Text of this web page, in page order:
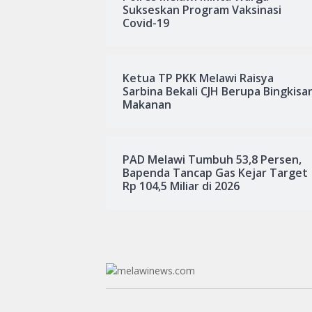
Sukseskan Program Vaksinasi
Covid-19
Ketua TP PKK Melawi Raisya
Sarbina Bekali CJH Berupa
Makanan
PAD Melawi Tumbuh 53,8 Persen,
Bapenda Tancap Gas Kejar Target
Rp 104,5 Miliar di 2026